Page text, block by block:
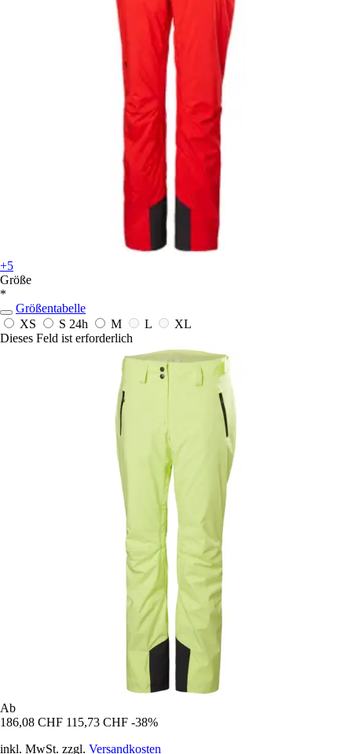
+5
Größe
*
Größentabelle
XS
S 24h M L
XL
Dieses Feld ist erforderlich
Ab
186,08 CHF 115,73 CHF -38%
inkl. MwSt. zzgl. Versandkosten